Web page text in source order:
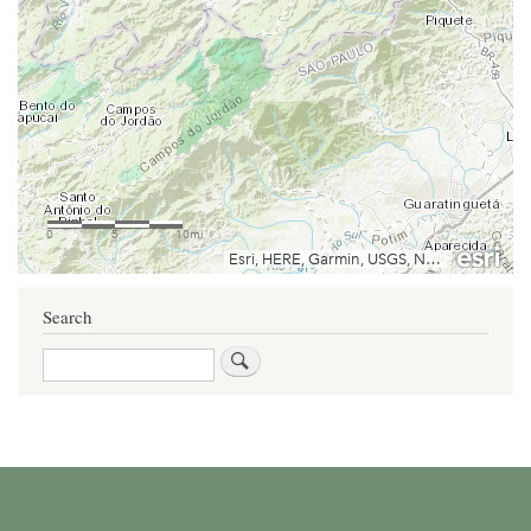
Search
Search